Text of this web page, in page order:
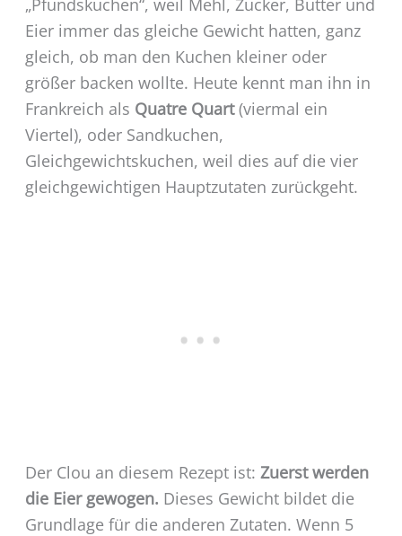
Eier immer das gleiche Gewicht hatten, ganz
gleich, ob man den Kuchen kleiner oder
größer backen wollte. Heute kennt man ihn in
Frankreich als Quatre Quart(viermal ein
Viertel), oder Sandkuchen,
Gleichgewichtskuchen, weil dies auf die vier
gleichgewichtigen Hauptzutaten zurückgeht.
Der Clou an diesem Rezept ist: Zuerst werden
die Eier gewogen. Dieses Gewicht bildet die
Grundlage für die anderen Zutaten. Wenn 5